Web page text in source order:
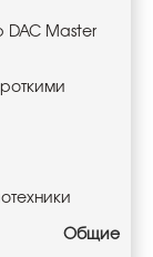
DAC Master
Общие